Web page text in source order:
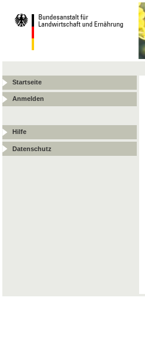
Startseite
Anmelden
Hilfe
Datenschutz